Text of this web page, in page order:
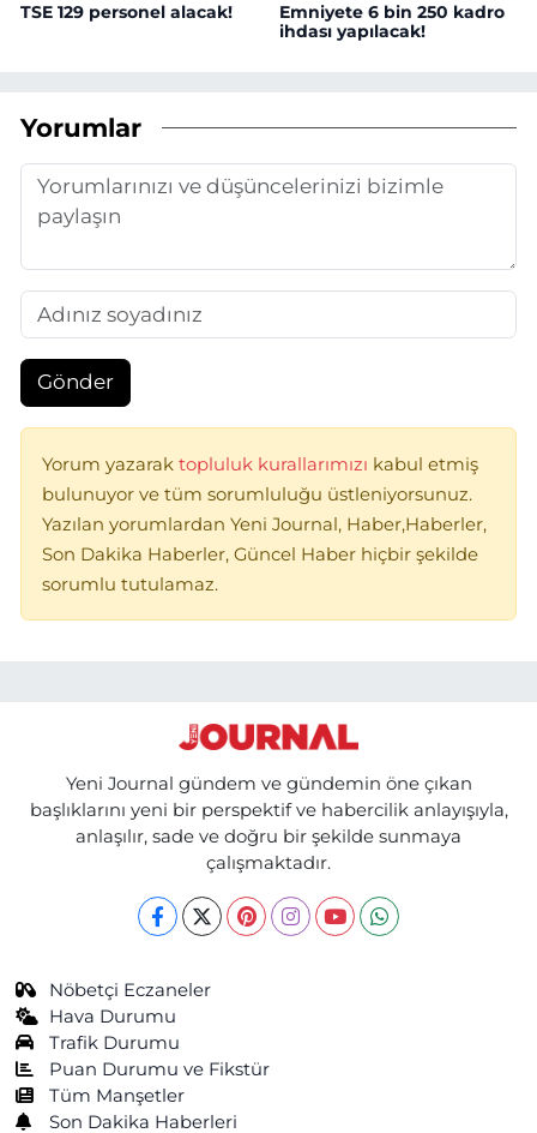
TSE 129 personel alacak!
Emniyete 6 bin 250 kadro
ihdası yapılacak!
Yorumlar
Gönder
Yorum yazarak topluluk kurallarımızı kabul etmiş
bulunuyor ve tüm sorumluluğu üstleniyorsunuz.
Yazılan yorumlardan Yeni Journal, Haber,Haberler,
Son Dakika Haberler, Güncel Haber hiçbir şekilde
sorumlu tutulamaz.
Yeni Journal gündem ve gündemin öne çıkan
başlıklarını yeni bir perspektif ve habercilik anlayışıyla,
anlaşılır, sade ve doğru bir şekilde sunmaya
çalışmaktadır.
Nöbetçi Eczaneler
Hava Durumu
Trafik Durumu
Puan Durumu ve Fikstür
Tüm Manşetler
Son Dakika Haberleri